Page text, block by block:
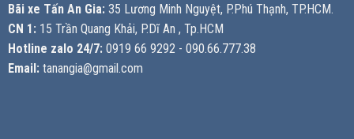
Bãi xe Tấn An Gia: 35 Lương Minh Nguyệt, P.Phú Thạnh, TP.HCM.
CN 1: 15 Trần Quang Khải, P.Dĩ An , Tp.HCM
Hotline zalo 24/7: 0919 66 9292 - 090.66.777.38
Email: tanangia@gmail.com